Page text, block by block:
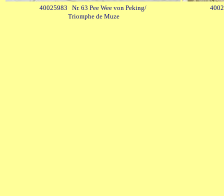
40025983 Nr. 63 Pee Wee von Peking/
Triomphe de Muze